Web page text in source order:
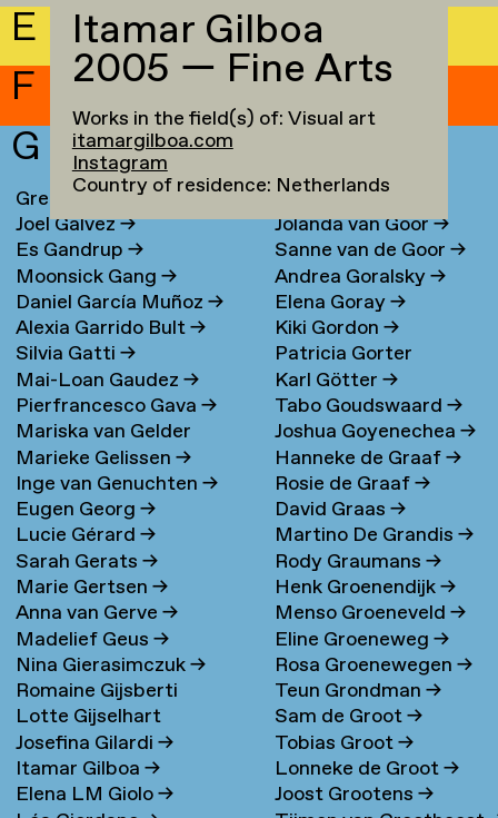
E
F
G
Greta Ona Galiauskaite→
Joel Galvez→
Es Gandrup→
Moonsick Gang→
Daniel García Muñoz→
Alexia Garrido Bult→
Silvia Gatti→
Mai-Loan Gaudez→
Pierfrancesco Gava→
Mariska van Gelder
Marieke Gelissen→
Inge van Genuchten→
Eugen Georg→
Lucie Gérard→
Sarah Gerats→
Marie Gertsen→
Anna van Gerve→
Madelief Geus→
Nina Gierasimczuk→
Romaine Gijsberti
Hodenpijl→
Lotte Gijselhart
Josefina Gilardi→
Itamar Gilboa→
Elena LM Giolo→
Maria Gondek
Jolanda van Goor→
Sanne van de Goor→
Andrea Goralsky→
Elena Goray→
Kiki Gordon→
Patricia Gorter
Karl Götter→
Tabo Goudswaard→
Joshua Goyenechea→
Hanneke de Graaf→
Rosie de Graaf→
David Graas→
Martino De Grandis→
Rody Graumans→
Henk Groenendijk→
Menso Groeneveld→
Eline Groeneweg→
Rosa Groenewegen→
Teun Grondman→
Sam de Groot→
Tobias Groot→
Lonneke de Groot→
Joost Grootens→
Itamar Gilboa
2005 — Fine Arts
Works in the field(s) of: Visual art
itamargilboa.com
Instagram
Country of residence: Netherlands